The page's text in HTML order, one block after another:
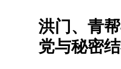
洪门、青
党与秘密